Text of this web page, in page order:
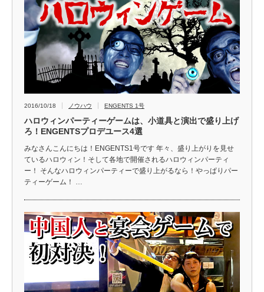
2016/10/18 ノウハウ ENGENTS 1号
ハロウィンパーティーゲームは、小道具と演出で盛り上げ
ろ！ENGENTSプロデユース4選
みなさんこんにちは！ENGENTS1号です 年々、盛り上がりを見せ
ているハロウィン！そして各地で開催されるハロウィンパーティ
ー！ そんなハロウィンパーティーで盛り上がるなら！やっぱりパー
ティーゲーム！ …